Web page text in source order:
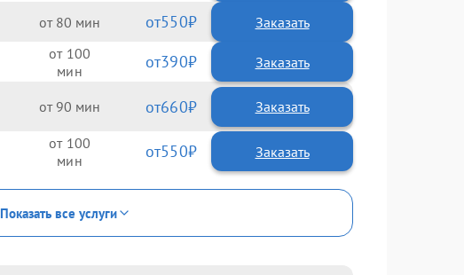
80 550
100 390
90 660
100 550
Показать все услуги